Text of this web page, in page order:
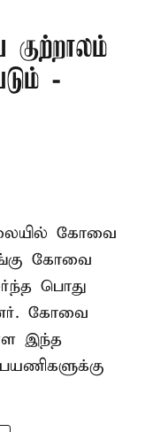
குற்றாலம்
-
கோவை
கோவை
பொது
கோவை
இந்த